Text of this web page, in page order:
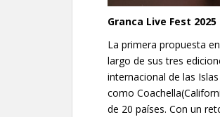
Granca Live Fest 2025
La primera propuesta
largo de sus tres
internacional de las
como
de 20 países. Con un